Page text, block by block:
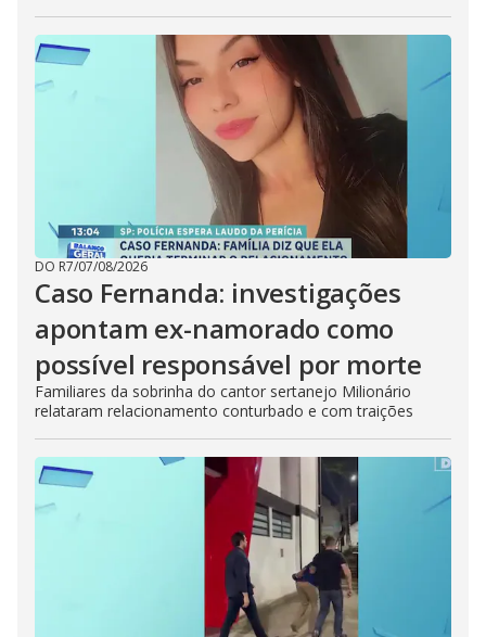
DO R7/07/08/2026
Caso Fernanda: investigações
apontam ex-namorado como
possível responsável por morte
Familiares da sobrinha do cantor sertanejo Milionário
relataram relacionamento conturbado e com traições